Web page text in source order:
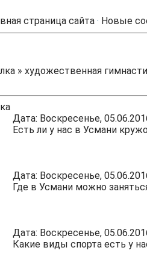
страница сайта · Новые
» художественная
Дата: Воскресенье,
Есть ли у нас в Усмани
Дата: Воскресенье,
Где в Усмани можно
Дата: Воскресенье,
Какие виды спорта есть у